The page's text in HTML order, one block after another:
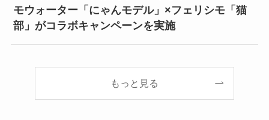
モウォーター「にゃんモデル」×フェリシモ「猫
部」がコラボキャンペーンを実施
もっと見る